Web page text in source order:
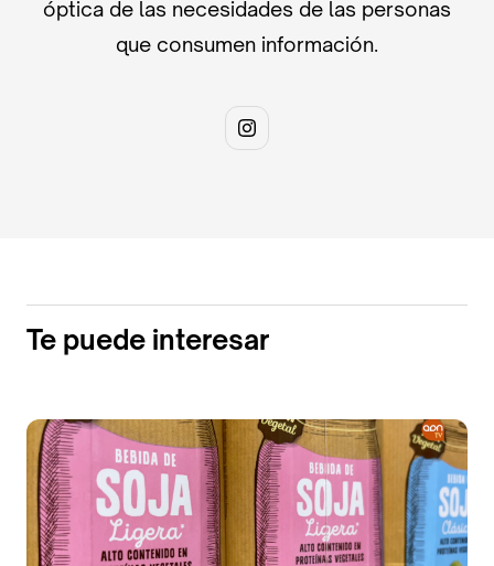
óptica de las necesidades de las personas
que consumen información.
Te puede interesar